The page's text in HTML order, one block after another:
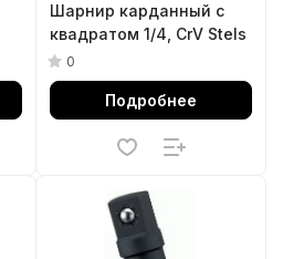
Шарнир карданный с
квадратом 1/4, CrV Stels
0
Подробнее